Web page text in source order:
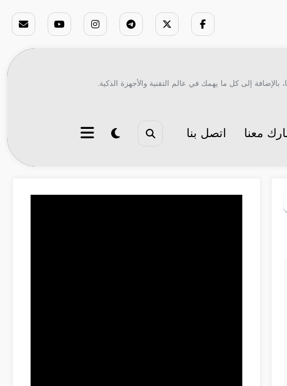
إلى كل ما يهمك في عالم التقنية والأجهزة الذكية.
معنا اتصل بنا